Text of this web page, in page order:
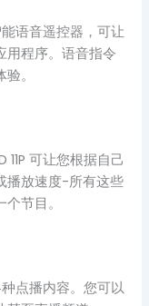
能语音遥控器，可让
用程序。语音指令
。
可让您根据自己
播放速度-所有这些
节目。
种点播内容。您可以